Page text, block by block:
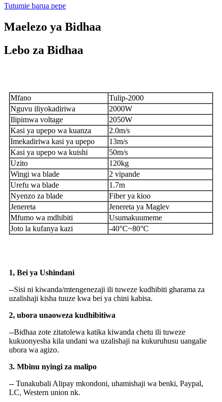
Tutumie barua pepe
Maelezo ya Bidhaa
Lebo za Bidhaa
Mfano
Tulip-2000
Nguvu iliyokadiriwa
2000W
Ilipimwa voltage
2050W
Kasi ya upepo wa kuanza
2.0m/s
Imekadiriwa kasi ya upepo
13m/s
Kasi ya upepo wa kuishi
50m/s
Uzito
120kg
Wingi wa blade
2 vipande
Urefu wa blade
1.7m
Nyenzo za blade
Fiber ya kioo
Jenereta
Jenereta ya Maglev
Mfumo wa mdhibiti
Usumakuumeme
Joto la kufanya kazi
-40°C~80°C
1, Bei ya Ushindani
--Sisi ni kiwanda/mtengenezaji ili tuweze kudhibiti gharama za
uzalishaji kisha tuuze kwa bei ya chini kabisa.
2, ubora unaoweza kudhibitiwa
--Bidhaa zote zitatolewa katika kiwanda chetu ili tuweze
kukuonyesha kila undani wa uzalishaji na kukuruhusu uangalie
ubora wa agizo.
3. Mbinu nyingi za malipo
-- Tunakubali Alipay mkondoni, uhamishaji wa benki, Paypal,
LC, Western union nk.